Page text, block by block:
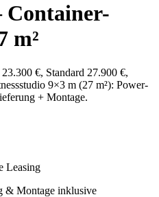
Container-
m²
€, Standard 27.900 €,
9×3 m (27 m²): Power-
+ Montage.
Leasing
& Montage inklusive